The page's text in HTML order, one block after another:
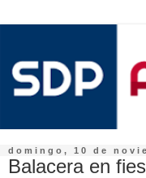
domingo, 10 de
Balacera en